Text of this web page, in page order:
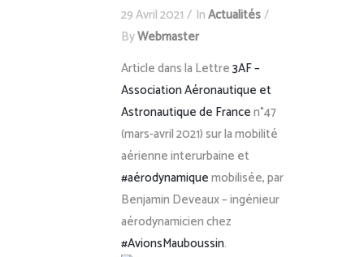
29 Avril 2021 InActualités
ByWebmaster
Article dans la Lettre3AF –
Association Aéronautique et
Astronautique de Francen°47
(mars-avril 2021) sur la mobilité
aérienne interurbaine et
#aérodynamiquemobilisée, par
Benjamin Deveaux – ingénieur
aérodynamicien chez
#AvionsMauboussin.